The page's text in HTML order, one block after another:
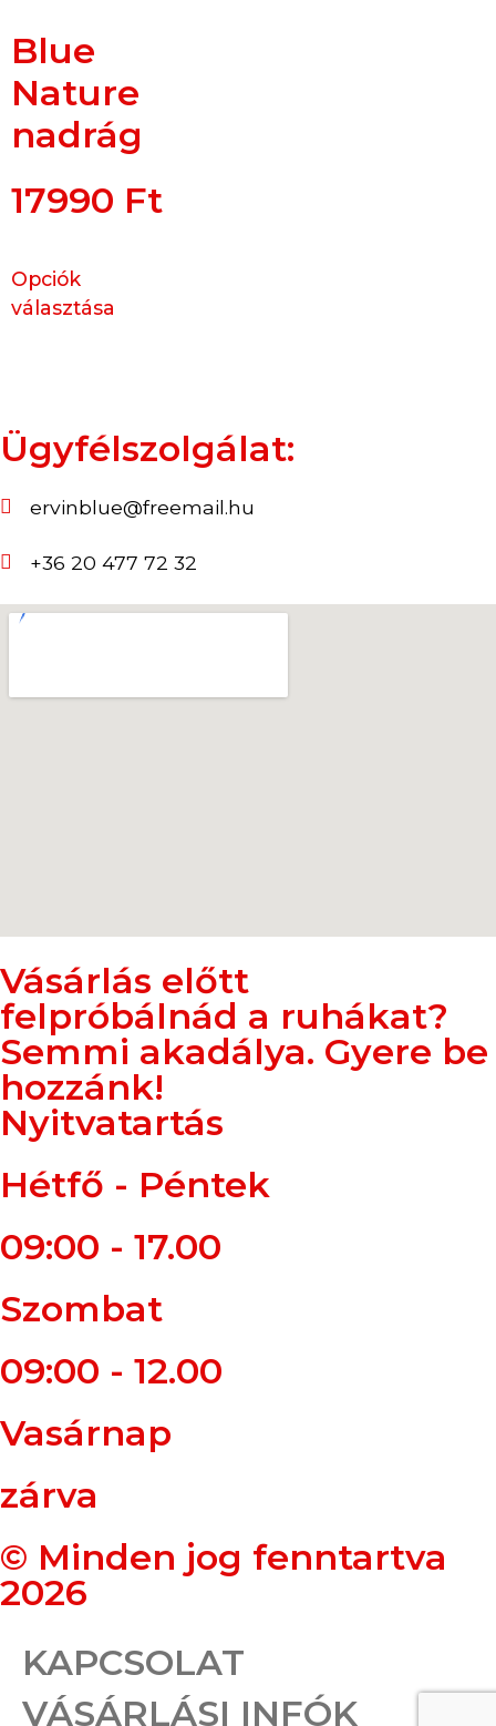
Blue
Nature
nadrág
17990 Ft
Opciók
választása
Ügyfélszolgálat:
ervinblue@freemail.hu
+36 20 477 72 32
Vásárlás előtt
felpróbálnád a ruhákat?
Semmi akadálya. Gyere be
hozzánk!
Nyitvatartás
Hétfő - Péntek
09:00 - 17.00
Szombat
09:00 - 12.00
Vasárnap
zárva
© Minden jog fenntartva
2026
KAPCSOLAT
VÁSÁRLÁSI INFÓK